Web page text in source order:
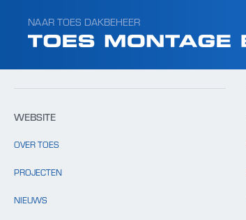
NAAR TOES DAKBEHEER
WEBSITE
OVER TOES
PROJECTEN
NIEUWS